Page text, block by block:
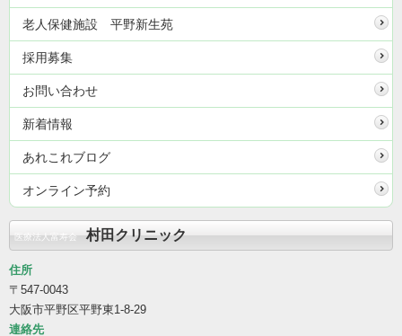
老人保健施設 平野新生苑
採用募集
お問い合わせ
新着情報
あれこれブログ
オンライン予約
医療法人富寿会村田クリニック
住所
〒547-0043
大阪市平野区平野東1-8-29
連絡先